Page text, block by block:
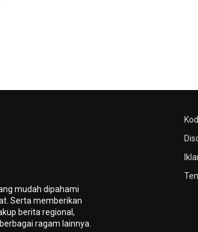
mudah dipahami
Serta memberikan
berita regional,
ragam lainnya.